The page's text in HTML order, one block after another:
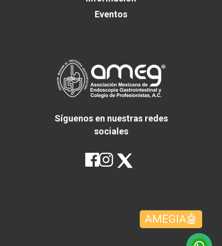
Eventos
Síguenos en nuestras redes
sociales